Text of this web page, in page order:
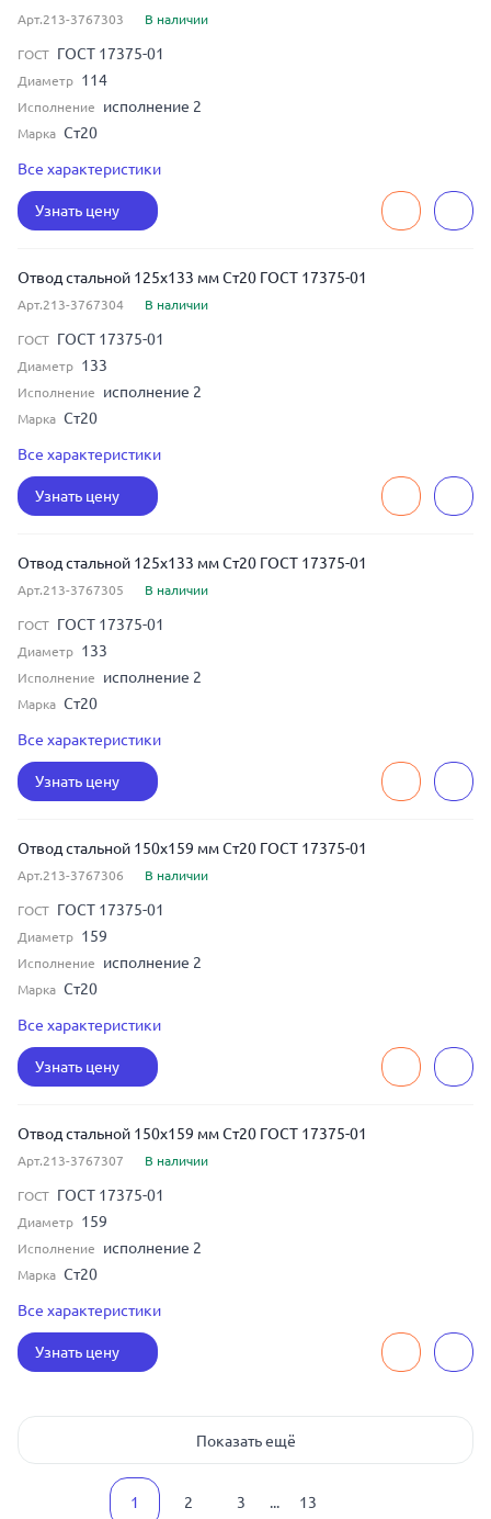
Арт.213-3767303 В наличии
ГОСТ ГОСТ 17375-01
Диаметр 114
Исполнение исполнение 2
Марка Ст20
Условный диаметр 100
Все характеристики
Узнать цену
Отвод стальной 125x133 мм Ст20 ГОСТ 17375-01
Арт.213-3767304 В наличии
ГОСТ ГОСТ 17375-01
Диаметр 133
Исполнение исполнение 2
Марка Ст20
Условный диаметр 125
Все характеристики
Узнать цену
Отвод стальной 125x133 мм Ст20 ГОСТ 17375-01
Арт.213-3767305 В наличии
ГОСТ ГОСТ 17375-01
Диаметр 133
Исполнение исполнение 2
Марка Ст20
Условный диаметр 125
Все характеристики
Узнать цену
Отвод стальной 150x159 мм Ст20 ГОСТ 17375-01
Арт.213-3767306 В наличии
ГОСТ ГОСТ 17375-01
Диаметр 159
Исполнение исполнение 2
Марка Ст20
Условный диаметр 150
Все характеристики
Узнать цену
Отвод стальной 150x159 мм Ст20 ГОСТ 17375-01
Арт.213-3767307 В наличии
ГОСТ ГОСТ 17375-01
Диаметр 159
Исполнение исполнение 2
Марка Ст20
Условный диаметр 150
Все характеристики
Узнать цену
Показать ещё
1 2 3 ... 13